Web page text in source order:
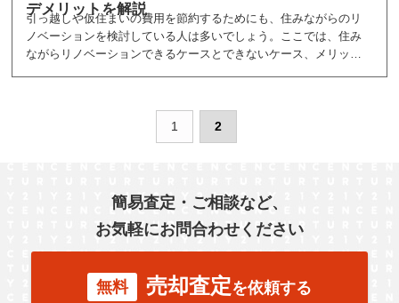
デメリットを解説
引っ越しや仮住まいの費用を節約するためにも、住みながらのリ
ノベーションを検討している人は多いでしょう。ここでは、住み
ながらリノベーションできるケースとできないケース、メリット
1 2
簡易査定・ご相談など、
お気軽にお問合わせください
無料 売却査定を依頼する